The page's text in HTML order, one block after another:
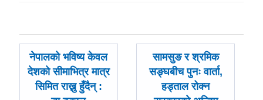
पछिल्लाे
-
नेपालको भविष्य केवल
देशको सीमाभित्र मात्र
सिमित राख्नु हुँदैन् :
अघिल्लाे
-
सामसुङ र श्रमिक
सङ्घबीच पुनः वार्ता,
हड्ताल रोक्न